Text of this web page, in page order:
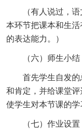
（有人说过，语
本环节把课本和生
的表达能力。）
（六）师生小结
首先学生自发的
和肯定，并给课堂
使学生对本节课的学
（七）作业设置